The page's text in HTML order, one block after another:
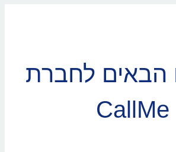
הבאים לחברת
CallMe